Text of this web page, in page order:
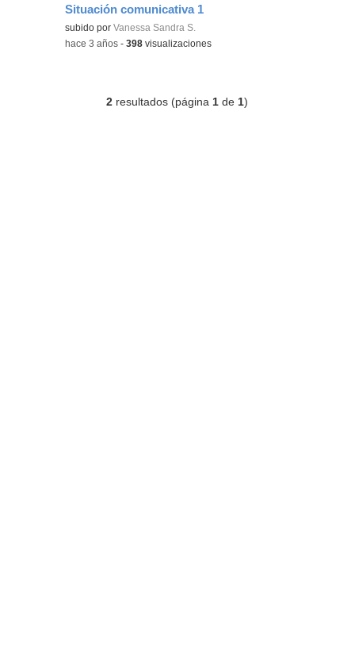
Situación comunicativa 1
subido porVanessa Sandra S.
-hace 3 años -398 visualizaciones
2 resultados (página 1 de 1)